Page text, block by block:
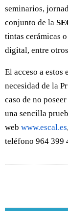
seminarios,
conjunto de la
tintas cerámicas
digital, entre
El acceso a
necesidad de la
caso de no
una sencilla
web www.escal.es
teléfono 964 399